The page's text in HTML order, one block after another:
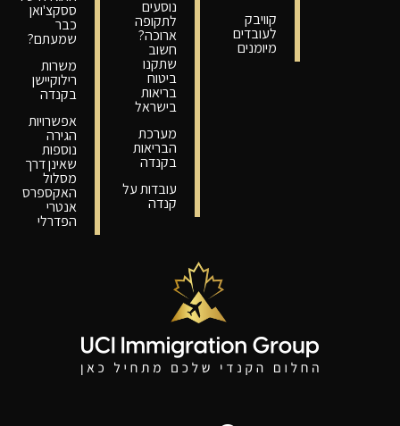
קוויבק
לעובדים
מיומנים
נוסעים
לתקופה
ארוכה?
חשוב
שתקנו
ביטוח
בריאות
בישראל
מערכת
הבריאות
בקנדה
עובדות על
קנדה
ססקצ'ואן
כבר
שמעתם?
משרות
רילוקיישן
בקנדה
אפשרויות
הגירה
נוספות
שאינן דרך
מסלול
האקספרס
אנטרי
הפדרלי